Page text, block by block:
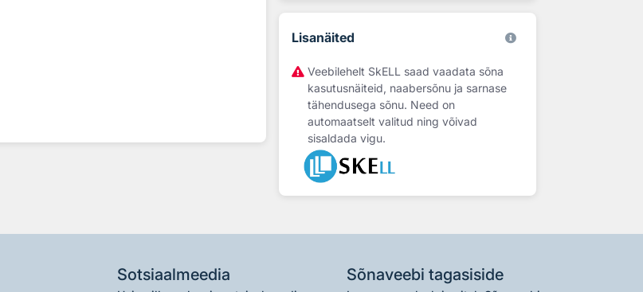
Lisanäited
Veebilehelt SkELL saad vaadata sõna
kasutusnäiteid, naabersõnu ja sarnase
tähendusega sõnu. Need on
automaatselt valitud ning võivad
sisaldada vigu.
Sotsiaalmeedia Sõnaveebi tagasiside